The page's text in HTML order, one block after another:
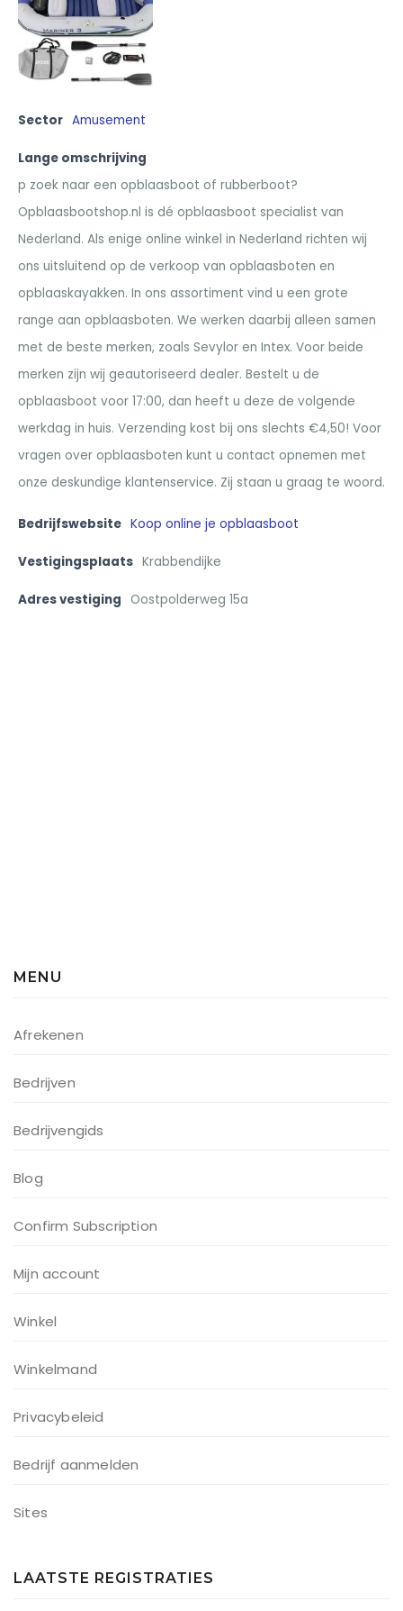
Sector Amusement
Lange omschrijving
p zoek naar een opblaasboot of rubberboot?
Opblaasbootshop.nl is dé opblaasboot specialist van
Nederland. Als enige online winkel in Nederland richten wij
ons uitsluitend op de verkoop van opblaasboten en
opblaaskayakken. In ons assortiment vind u een grote
range aan opblaasboten. We werken daarbij alleen samen
met de beste merken, zoals Sevylor en Intex. Voor beide
merken zijn wij geautoriseerd dealer. Bestelt u de
opblaasboot voor 17:00, dan heeft u deze de volgende
werkdag in huis. Verzending kost bij ons slechts €4,50! Voor
vragen over opblaasboten kunt u contact opnemen met
onze deskundige klantenservice. Zij staan u graag te woord.
Bedrijfswebsite Koop online je opblaasboot
Vestigingsplaats Krabbendijke
Adres vestiging Oostpolderweg 15a
MENU
Afrekenen
Bedrijven
Bedrijvengids
Blog
Confirm Subscription
Mijn account
Winkel
Winkelmand
Privacybeleid
Bedrijf aanmelden
Sites
LAATSTE REGISTRATIES